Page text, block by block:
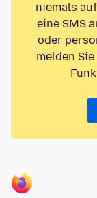
niemals
eine SMS
oder
melden